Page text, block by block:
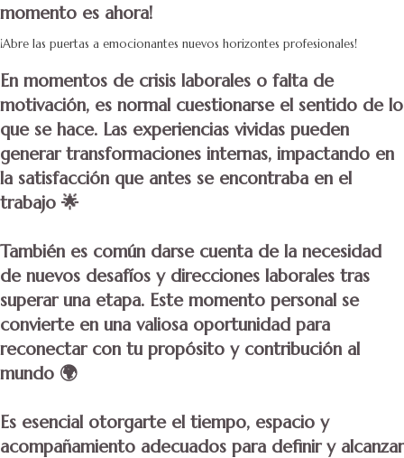
momento es ahora!
¡Abre las puertas a emocionantes nuevos horizontes profesionales!
En momentos de crisis laborales o falta de
motivación, es normal cuestionarse el sentido de lo
que se hace. Las experiencias vividas pueden
generar transformaciones internas, impactando en
la satisfacción que antes se encontraba en el
trabajo 🌟
También es común darse cuenta de la necesidad
de nuevos desafíos y direcciones laborales tras
superar una etapa. Este momento personal se
convierte en una valiosa oportunidad para
reconectar con tu propósito y contribución al
mundo 🌍
Es esencial otorgarte el tiempo, espacio y
acompañamiento adecuados para definir y alcanzar